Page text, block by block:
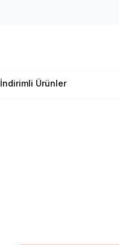
İndirimli Ürünler